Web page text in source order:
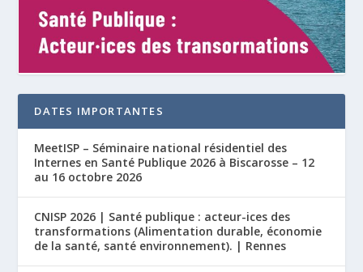
DATES IMPORTANTES
MeetISP – Séminaire national résidentiel des
Internes en Santé Publique 2026 à Biscarosse – 12
au 16 octobre 2026
CNISP 2026 | Santé publique : acteur-ices des
transformations (Alimentation durable, économie
de la santé, santé environnement). | Rennes